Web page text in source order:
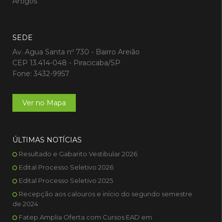
SEDE
Av. Agua Santa nº 730 - Bairro Areião
CEP 13.414-048 - Piracicaba/SP
Fone: 3432-9957
Ver no Mapa
ÚLTIMAS NOTÍCIAS
Resultado e Gabarito Vestibular 2026
Edital Processo Seletivo 2026
Edital Processo Seletivo 2025
Recepção aos calouros e início do segundo semestre
de 2024
Fatep Amplia Oferta com Cursos EAD em